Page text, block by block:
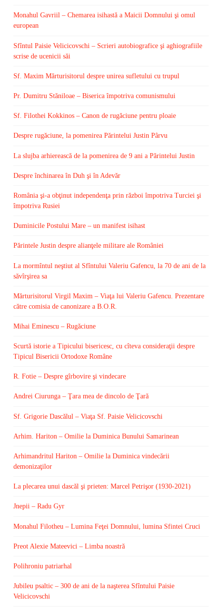
Monahul Gavriil – Chemarea isihastă a Maicii Domnului şi omul
european
Sfîntul Paisie Velicicovschi – Scrieri autobiografice şi aghiografiile
scrise de ucenicii săi
Sf. Maxim Mărturisitorul despre unirea sufletului cu trupul
Pr. Dumitru Stăniloae – Biserica împotriva comunismului
Sf. Filothei Kokkinos – Canon de rugăciune pentru ploaie
Despre rugăciune, la pomenirea Părintelui Justin Pârvu
La slujba arhierească de la pomenirea de 9 ani a Părintelui Justin
Despre închinarea în Duh şi în Adevăr
România şi-a obţinut independenţa prin război împotriva Turciei şi
împotriva Rusiei
Duminicile Postului Mare – un manifest isihast
Părintele Justin despre alianţele militare ale României
La mormîntul neştiut al Sfîntului Valeriu Gafencu, la 70 de ani de la
săvîrşirea sa
Mărturisitorul Virgil Maxim – Viaţa lui Valeriu Gafencu. Prezentare
către comisia de canonizare a B.O.R.
Mihai Eminescu – Rugăciune
Scurtă istorie a Tipicului bisericesc, cu cîteva consideraţii despre
Tipicul Bisericii Ortodoxe Române
R. Fotie – Despre gîrbovire şi vindecare
Andrei Ciurunga – Ţara mea de dincolo de Ţară
Sf. Grigorie Dascălul – Viaţa Sf. Paisie Velicicovschi
Arhim. Hariton – Omilie la Duminica Bunului Samarinean
Arhimandritul Hariton – Omilie la Duminica vindecării
demonizaţilor
La plecarea unui dascăl şi prieten: Marcel Petrişor (1930-2021)
Jnepii – Radu Gyr
Monahul Filotheu – Lumina Feţei Domnului, lumina Sfintei Cruci
Preot Alexie Mateevici – Limba noastră
Polihroniu patriarhal
Jubileu psaltic – 300 de ani de la naşterea Sfîntului Paisie
Velicicovschi